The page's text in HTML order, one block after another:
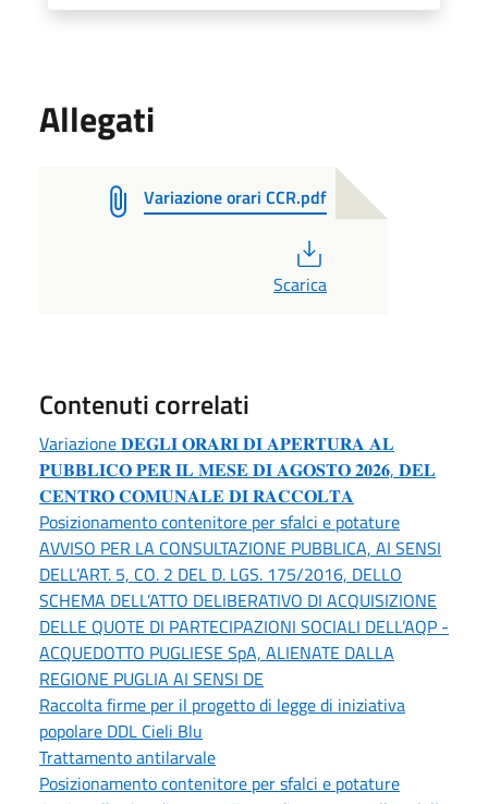
Allegati
Variazione orari CCR.pdf
Scarica
Contenuti correlati
Variazione 𝐃𝐄𝐆𝐋𝐈 𝐎𝐑𝐀𝐑𝐈 𝐃𝐈 𝐀𝐏𝐄𝐑𝐓𝐔𝐑𝐀 𝐀𝐋
𝐏𝐔𝐁𝐁𝐋𝐈𝐂𝐎 𝐏𝐄𝐑 𝐈𝐋 𝐌𝐄𝐒𝐄 𝐃𝐈 𝐀𝐆𝐎𝐒𝐓𝐎 𝟐𝟎𝟐𝟔, 𝐃𝐄𝐋
𝐂𝐄𝐍𝐓𝐑𝐎 𝐂𝐎𝐌𝐔𝐍𝐀𝐋𝐄 𝐃𝐈 𝐑𝐀𝐂𝐂𝐎𝐋𝐓𝐀
Posizionamento contenitore per sfalci e potature
AVVISO PER LA CONSULTAZIONE PUBBLICA, AI SENSI
DELL’ART. 5, CO. 2 DEL D. LGS. 175/2016, DELLO
SCHEMA DELL’ATTO DELIBERATIVO DI ACQUISIZIONE
DELLE QUOTE DI PARTECIPAZIONI SOCIALI DELL’AQP -
ACQUEDOTTO PUGLIESE SpA, ALIENATE DALLA
REGIONE PUGLIA AI SENSI DE
Raccolta firme per il progetto di legge di iniziativa
popolare DDL Cieli Blu
Trattamento antilarvale
Posizionamento contenitore per sfalci e potature